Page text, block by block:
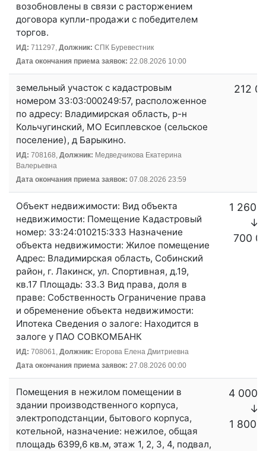
возобновлены в связи с расторжением
договора купли-продажи с победителем
торгов.
ИД: 711297, Должник: СПК Буревестник
Дата окончания приема заявок: 22.08.2026 10:00
земельный участок с кадастровым
номером 33:03:000249:57, расположенное
по адресу: Владимирская область, р-н
Кольчугинский, МО Есиплевское (сельское
поселение), д Барыкино.
ИД: 708168, Должник: Медведчикова Екатерина
Валерьевна
Дата окончания приема заявок: 07.08.2026 23:59
212
Объект недвижимости: Вид объекта
недвижимости: Помещение Кадастровый
номер: 33:24:010215:333 Назначение
объекта недвижимости: Жилое помещение
Адрес: Владимирская область, Собинский
район, г. Лакинск, ул. Спортивная, д.19,
кв.17 Площадь: 33.3 Вид права, доля в
праве: Собственность Ограничение права
и обременение объекта недвижимости:
Ипотека Сведения о залоге: Находится в
залоге у ПАО СОВКОМБАНК
ИД: 708061, Должник: Егорова Елена Дмитриевна
Дата окончания приема заявок: 27.08.2026 00:00
1 260
↓
700
Помещения в нежилом помещении в
здании производственного корпуса,
электроподстанции, бытового корпуса,
котельной, назначение: нежилое, общая
площадь 6399,6 кв.м, этаж 1, 2, 3, 4, подвал,
4 000
↓
1 800